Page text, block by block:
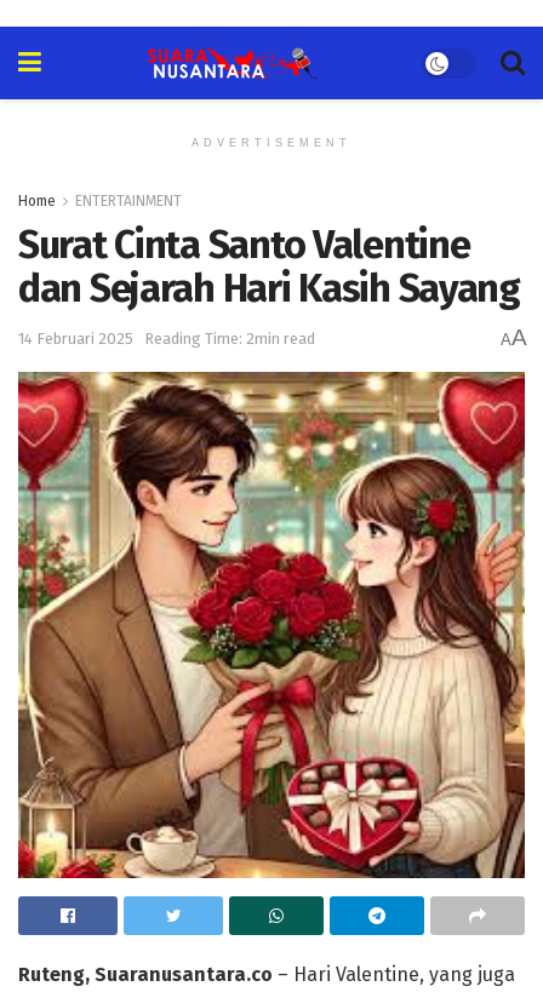
ADVERTISEMENT
Home ENTERTAINMENT
Surat Cinta Santo Valentine
dan Sejarah Hari Kasih Sayang
14 Februari 2025 Reading Time: 2min read AA
Ruteng, Suaranusantara.co – Hari Valentine, yang juga